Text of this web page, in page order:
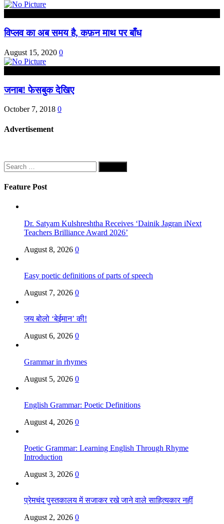
विप्लव का अब समय है, कफ़न माथ पर बाँध
August 15, 2020 0
जनाब! फेसबुक देखिए
October 7, 2018 0
Advertisement
Search
for:
Feature Post
Dr. Satyam Kulshreshtha Receives ‘Dainik Jagran iNext
Teachers Brilliance Award 2026’
August 8, 2026 0
Easy poetic definitions of parts of speech
August 7, 2026 0
जय बोलो ‘बेईमान’ की!
August 6, 2026 0
Grammar in rhymes
August 5, 2026 0
English Grammar: Poetic Definitions
August 4, 2026 0
Poetic Grammar: Learning English Through Rhyme
Introduction
August 3, 2026 0
प्रेमचंद पुस्तकालय में सजाकर रखे जाने वाले साहित्यकार नहीं
August 2, 2026 0